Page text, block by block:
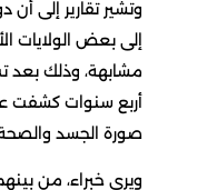
وتشير تقارير إلى أن
إلى بعض الولايات
مشابهة، وذلك بعد
أربع سنوات كشفت
صورة الجسد والصحة
ويرى خبراء، من